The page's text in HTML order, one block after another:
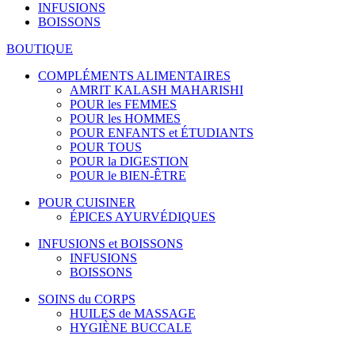
INFUSIONS
BOISSONS
BOUTIQUE
COMPLÉMENTS ALIMENTAIRES
AMRIT KALASH MAHARISHI
POUR les FEMMES
POUR les HOMMES
POUR ENFANTS et ÉTUDIANTS
POUR TOUS
POUR la DIGESTION
POUR le BIEN-ÊTRE
POUR CUISINER
ÉPICES AYURVÉDIQUES
INFUSIONS et BOISSONS
INFUSIONS
BOISSONS
SOINS du CORPS
HUILES de MASSAGE
HYGIÈNE BUCCALE